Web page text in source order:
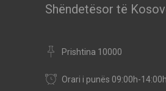
Shëndetësor të
Prishtina 10000
Orari i punës 09:00h-14:00h